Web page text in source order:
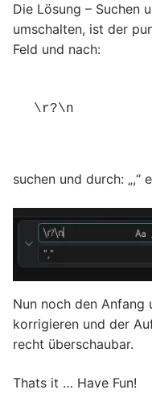
Die Lösung – Suchen
umschalten, ist der
Feld und nach:
\r?\n
suchen und durch: „,“
Nun noch den Anfang
korrigieren und der
recht überschaubar.
Thats it … Have Fun!